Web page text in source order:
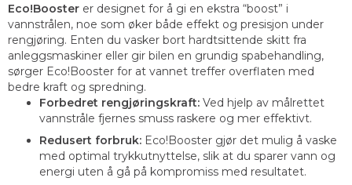
Eco!Booster er designet for å gi en ekstra “boost” i
vannstrålen, noe som øker både effekt og presisjon under
rengjøring. Enten du vasker bort hardtsittende skitt fra
anleggsmaskiner eller gir bilen en grundig spabehandling,
sørger Eco!Booster for at vannet treffer overflaten med
bedre kraft og spredning.
Forbedret rengjøringskraft: Ved hjelp av målrettet
vannstråle fjernes smuss raskere og mer effektivt.
Redusert forbruk: Eco!Booster gjør det mulig å vaske
med optimal trykkutnyttelse, slik at du sparer vann og
energi uten å gå på kompromiss med resultatet.